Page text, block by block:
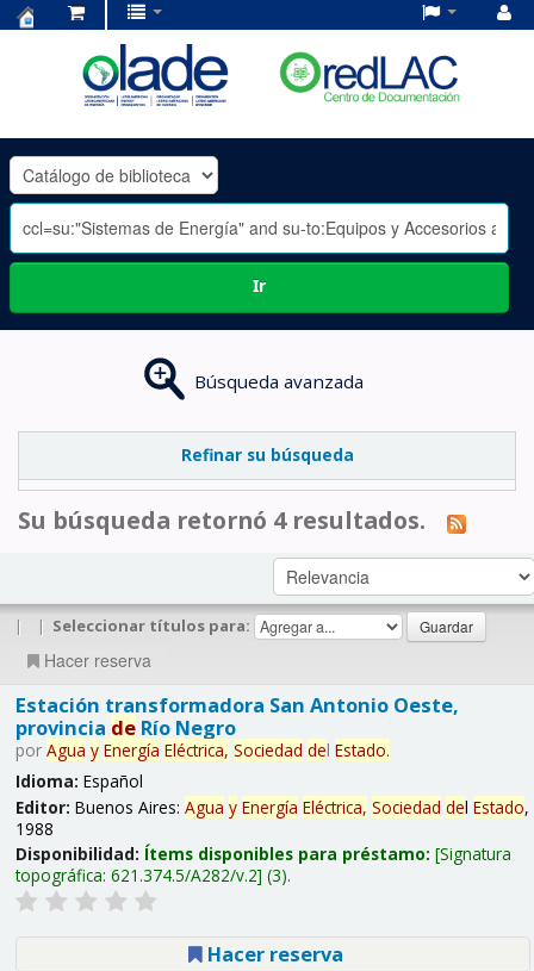
OLADE
-
Ir
Búsqueda avanzada
Refinar su búsqueda
Su búsqueda retornó 4 resultados.
| | Seleccionar títulos para:
Hacer reserva
Estación transformadora San Antonio Oeste,
provincia deRío Negro
por Agua y Energía Eléctrica, Sociedad del Estado.
Idioma: Español
Editor: Buenos Aires: Agua y Energía Eléctrica, Sociedad del Estado,
1988
Disponibilidad: Ítems disponibles para préstamo: Signatura
topográfica: 621.374.5/A282/v.2 (3).
Hacer reserva